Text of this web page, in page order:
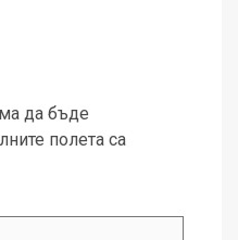
да бъде
полета са